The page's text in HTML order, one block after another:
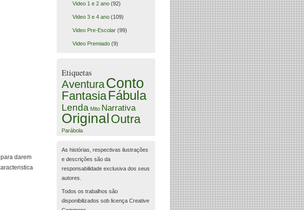
darem
Video 1 e 2 ano(92)
Video 3 e 4 ano(109)
Video Pre-Escolar(99)
Video Premiado(9)
Etiquetas
AventuraConto
FantasiaFábula
Lenda Mito Narrativa
OriginalOutra
Parábola
As histórias, respectivas ilustrações
e descrições são da
responsabilidade exclusiva dos seus
autores.
Todos os trabalhos são
disponibilizados sob licença Creative